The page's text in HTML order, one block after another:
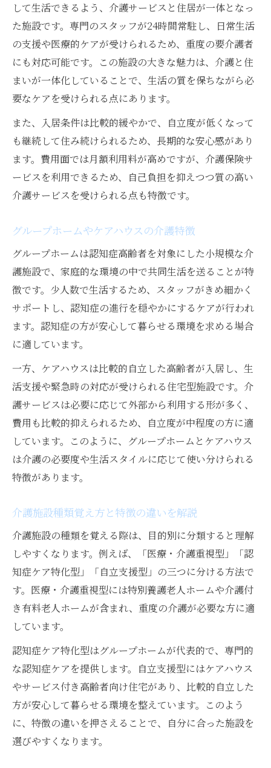
して生活できるよう、介護サービスと住居が一体となっ
た施設です。専門のスタッフが24時間常駐し、日常生活
の支援や医療的ケアが受けられるため、重度の要介護者
にも対応可能です。この施設の大きな魅力は、介護と住
まいが一体化していることで、生活の質を保ちながら必
要なケアを受けられる点にあります。
また、入居条件は比較的緩やかで、自立度が低くなって
も継続して住み続けられるため、長期的な安心感があり
ます。費用面では月額利用料が高めですが、介護保険サ
ービスを利用できるため、自己負担を抑えつつ質の高い
介護サービスを受けられる点も特徴です。
グループホームやケアハウスの介護特徴
グループホームは認知症高齢者を対象にした小規模な介
護施設で、家庭的な環境の中で共同生活を送ることが特
徴です。少人数で生活するため、スタッフがきめ細かく
サポートし、認知症の進行を穏やかにするケアが行われ
ます。認知症の方が安心して暮らせる環境を求める場合
に適しています。
一方、ケアハウスは比較的自立した高齢者が入居し、生
活支援や緊急時の対応が受けられる住宅型施設です。介
護サービスは必要に応じて外部から利用する形が多く、
費用も比較的抑えられるため、自立度が中程度の方に適
しています。このように、グループホームとケアハウス
は介護の必要度や生活スタイルに応じて使い分けられる
特徴があります。
介護施設種類覚え方と特徴の違いを解説
介護施設の種類を覚える際は、目的別に分類すると理解
しやすくなります。例えば、「医療・介護重視型」「認
知症ケア特化型」「自立支援型」の三つに分ける方法で
す。医療・介護重視型には特別養護老人ホームや介護付
き有料老人ホームが含まれ、重度の介護が必要な方に適
しています。
認知症ケア特化型はグループホームが代表的で、専門的
な認知症ケアを提供します。自立支援型にはケアハウス
やサービス付き高齢者向け住宅があり、比較的自立した
方が安心して暮らせる環境を整えています。このよう
に、特徴の違いを押さえることで、自分に合った施設を
選びやすくなります。